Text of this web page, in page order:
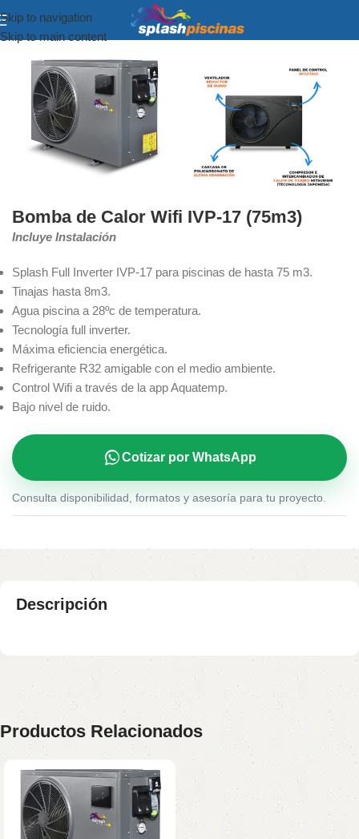
Skip to navigation
Skip to main content
Inicio Temperado Bombas de calor
Bomba de Calor Wifi IVP-17 (75m3)
Incluye Instalación
Splash Full Inverter IVP-17 para piscinas de hasta 75 m3.
Tinajas hasta 8m3.
Agua piscina a 28ºc de temperatura.
Tecnología full inverter.
Máxima eficiencia energética.
Refrigerante R32 amigable con el medio ambiente.
Control Wifi a través de la app Aquatemp.
Bajo nivel de ruido.
Cotizar por WhatsApp
Consulta disponibilidad, formatos y asesoría para tu proyecto.
Descripción
Productos Relacionados